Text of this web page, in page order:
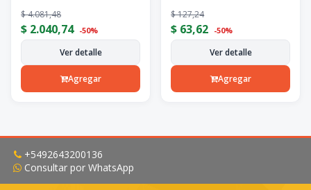
$4.081,48
$ 2.040,74 -50%
Ver detalle
Agregar
$127,24
$ 63,62 -50%
Ver detalle
Agregar
+5492643200136
Consultar por WhatsApp